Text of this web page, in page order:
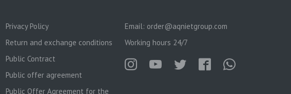
Privacy Policy
Return and exchange conditions
Public Contract
Public offer agreement
Public Offer Agreement for the
Email: order@aqnietgroup.com
Working hours 24/7